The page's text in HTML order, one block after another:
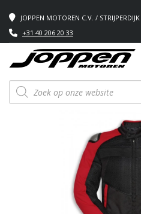
JOPPEN MOTOREN C.V. /
+31 40 206 20 33
Producten
zoeken